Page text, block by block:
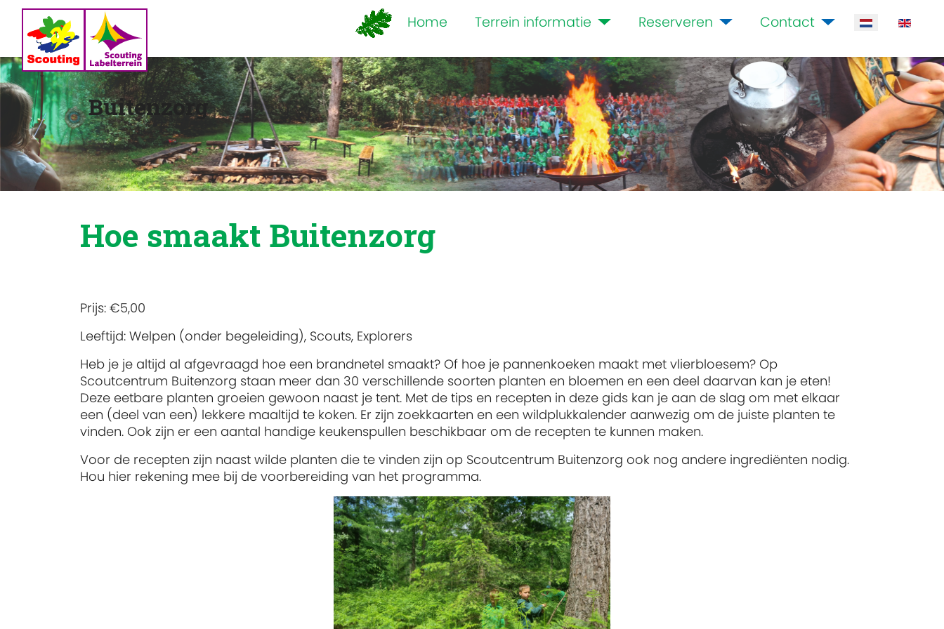
Home Terrein informatie Reserveren Contact Selecteer de
Buitenzorg
Hoe smaakt Buitenzorg
Prijs: €5,00
Leeftijd: Welpen (onder begeleiding), Scouts, Explorers
Heb je je altijd al afgevraagd hoe een brandnetel smaakt? Of hoe je pannenkoeken maakt met vlierbloesem? Op
Scoutcentrum Buitenzorg staan meer dan 30 verschillende soorten planten en bloemen en een deel daarvan kan je eten!
Deze eetbare planten groeien gewoon naast je tent. Met de tips en recepten in deze gids kan je aan de slag om met elkaar
een (deel van een) lekkere maaltijd te koken. Er zijn zoekkaarten en een wildplukkalender aanwezig om de juiste planten te
vinden. Ook zijn er een aantal handige keukenspullen beschikbaar om de recepten te kunnen maken.
Voor de recepten zijn naast wilde planten die te vinden zijn op Scoutcentrum Buitenzorg ook nog andere ingrediënten nodig.
Hou hier rekening mee bij de voorbereiding van het programma.